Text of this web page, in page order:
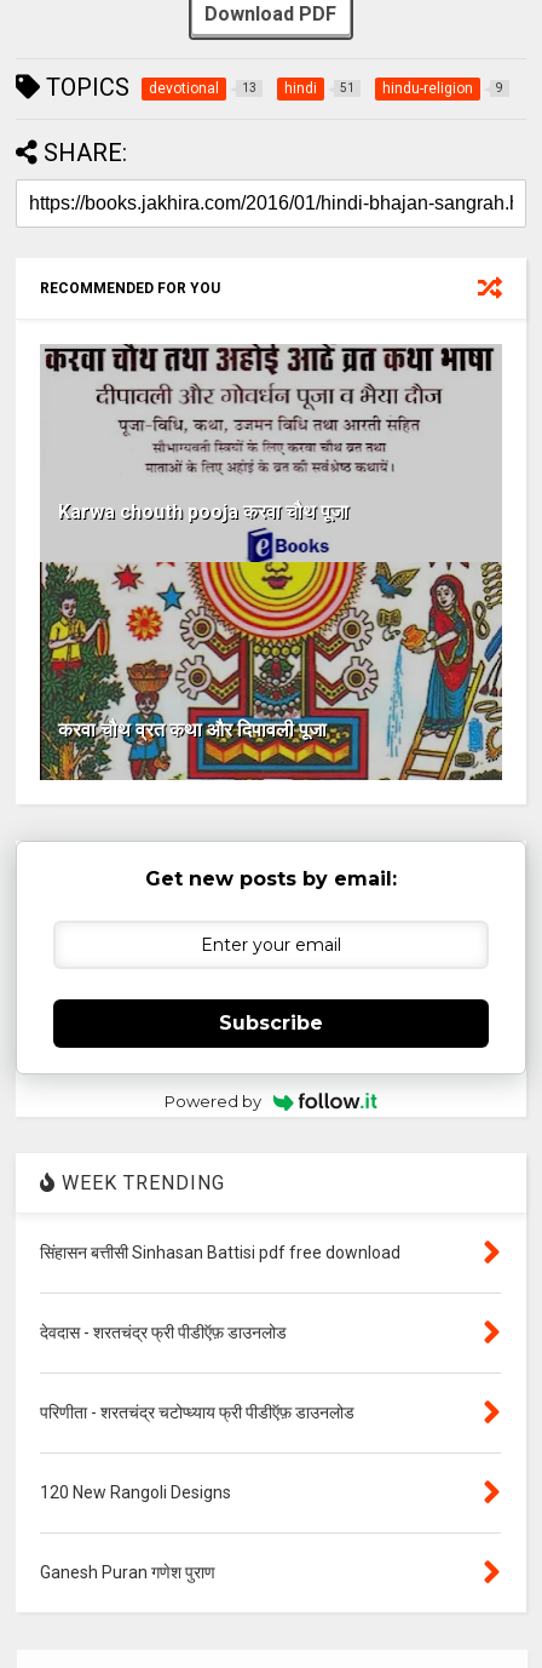
Download PDF
TOPICS devotional 13 hindi 51 hindu-religion 9
SHARE:
RECOMMENDED FOR YOU
Karwa chouth pooja करवा चौथ पूजा
करवा चौथ व्रत कथा और दिपावली पूजा
Get new posts by email:
Subscribe
Powered by
WEEK TRENDING
सिंहासन बत्तीसी Sinhasan Battisi pdf free download
देवदास - शरतचंद्र फ्री पीडीऍफ़ डाउनलोड
परिणीता - शरतचंद्र चटोप्ध्याय फ्री पीडीऍफ़ डाउनलोड
120 New Rangoli Designs
Ganesh Puran गणेश पुराण